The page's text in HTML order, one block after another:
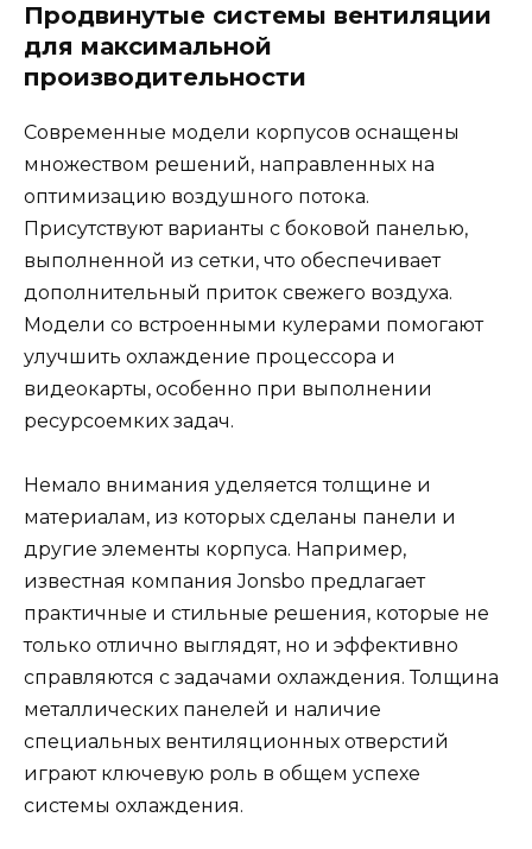
Продвинутые системы вентиляции
для максимальной
производительности
Современные модели корпусов оснащены
множеством решений, направленных на
оптимизацию воздушного потока.
Присутствуют варианты с боковой панелью,
выполненной из сетки, что обеспечивает
дополнительный приток свежего воздуха.
Модели со встроенными кулерами помогают
улучшить охлаждение процессора и
видеокарты, особенно при выполнении
ресурсоемких задач.
Немало внимания уделяется толщине и
материалам, из которых сделаны панели и
другие элементы корпуса. Например,
известная компания Jonsbo предлагает
практичные и стильные решения, которые не
только отлично выглядят, но и эффективно
справляются с задачами охлаждения. Толщина
металлических панелей и наличие
специальных вентиляционных отверстий
играют ключевую роль в общем успехе
системы охлаждения.